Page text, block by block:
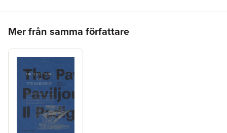
Mer från samma författare